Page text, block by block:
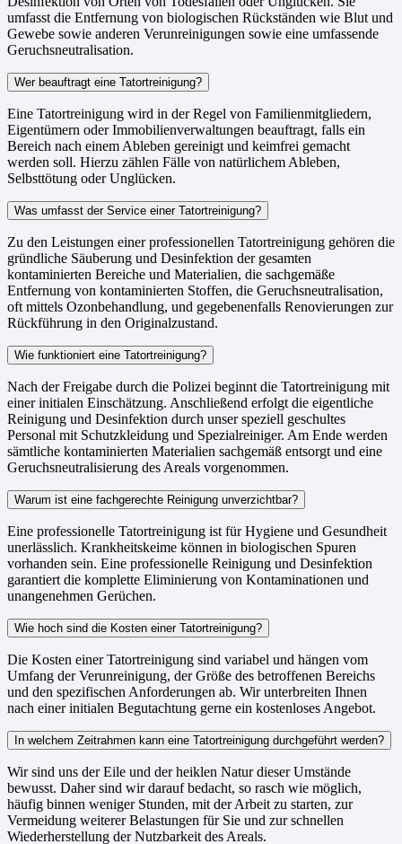
umfasst die Entfernung von biologischen Rückständen wie Blut und
Gewebe sowie anderen Verunreinigungen sowie eine umfassende
Geruchsneutralisation.
Wer beauftragt eine Tatortreinigung?
Eine Tatortreinigung wird in der Regel von Familienmitgliedern,
Eigentümern oder Immobilienverwaltungen beauftragt, falls ein
Bereich nach einem Ableben gereinigt und keimfrei gemacht
werden soll. Hierzu zählen Fälle von natürlichem Ableben,
Selbsttötung oder Unglücken.
Was umfasst der Service einer Tatortreinigung?
Zu den Leistungen einer professionellen Tatortreinigung gehören die
gründliche Säuberung und Desinfektion der gesamten
kontaminierten Bereiche und Materialien, die sachgemäße
Entfernung von kontaminierten Stoffen, die Geruchsneutralisation,
oft mittels Ozonbehandlung, und gegebenenfalls Renovierungen zur
Rückführung in den Originalzustand.
Wie funktioniert eine Tatortreinigung?
Nach der Freigabe durch die Polizei beginnt die Tatortreinigung mit
einer initialen Einschätzung. Anschließend erfolgt die eigentliche
Reinigung und Desinfektion durch unser speziell geschultes
Personal mit Schutzkleidung und Spezialreiniger. Am Ende werden
sämtliche kontaminierten Materialien sachgemäß entsorgt und eine
Geruchsneutralisierung des Areals vorgenommen.
Warum ist eine fachgerechte Reinigung unverzichtbar?
Eine professionelle Tatortreinigung ist für Hygiene und Gesundheit
unerlässlich. Krankheitskeime können in biologischen Spuren
vorhanden sein. Eine professionelle Reinigung und Desinfektion
garantiert die komplette Eliminierung von Kontaminationen und
unangenehmen Gerüchen.
Wie hoch sind die Kosten einer Tatortreinigung?
Die Kosten einer Tatortreinigung sind variabel und hängen vom
Umfang der Verunreinigung, der Größe des betroffenen Bereichs
und den spezifischen Anforderungen ab. Wir unterbreiten Ihnen
nach einer initialen Begutachtung gerne ein kostenloses Angebot.
In welchem Zeitrahmen kann eine Tatortreinigung durchgeführt werden?
Wir sind uns der Eile und der heiklen Natur dieser Umstände
bewusst. Daher sind wir darauf bedacht, so rasch wie möglich,
häufig binnen weniger Stunden, mit der Arbeit zu starten, zur
Vermeidung weiterer Belastungen für Sie und zur schnellen
Wiederherstellung der Nutzbarkeit des Areals.